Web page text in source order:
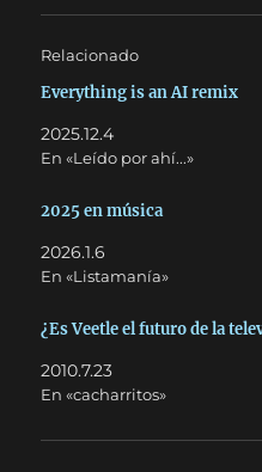
Relacionado
Everything is an AI remix
2025.12.4
En «Leído por ahí...»
2025 en música
2026.1.6
En «Listamanía»
¿Es Veetle el futuro de la
2010.7.23
En «cacharritos»